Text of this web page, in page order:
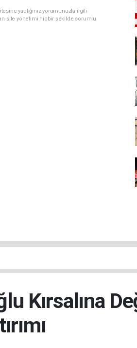
yaptığınız yorumunuzla ilgili
site yönetimi hiçbir şekilde sorumlu
Kırsalına